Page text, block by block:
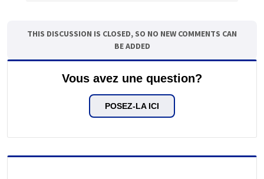
THIS DISCUSSION IS CLOSED, SO NO NEW COMMENTS CAN
BE ADDED
Vous avez une question?
POSEZ-LA ICI